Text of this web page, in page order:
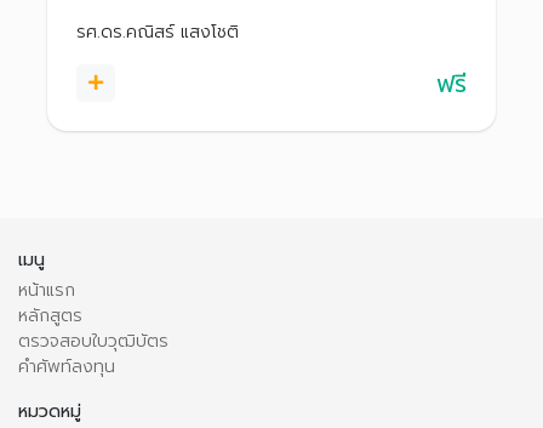
รศ.ดร.คณิสร์ แสงโชติ
ฟรี
เมนู
หน้าแรก
หลักสูตร
ตรวจสอบใบวุฒิบัตร
คำศัพท์ลงทุน
หมวดหมู่